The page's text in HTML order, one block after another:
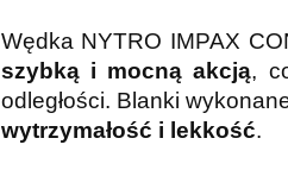
Wędka NYTRO IMPAX
szybką i mocną akcją,
odległości. Blanki
wytrzymałość i lekkość.